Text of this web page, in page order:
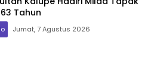
Tahun
Jumat, 7 Agustus 2026